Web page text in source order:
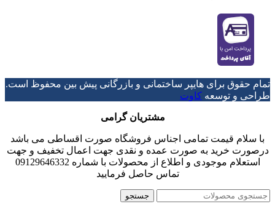
تمام حقوق برای هایپر ساختمانی و بازرگانی پیش بین محفوظ است.
طراحی و توسعه کاوت
مشتریان گرامی
با سلام قیمت تمامی اجناس فروشگاه صورت اقساطی می باشد
درصورت خرید به صورت عمده و نقدی جهت اعمال تخفیف و جهت
استعلام موجودی و اطلاع از محصولات با شماره 09129646332
تماس حاصل فرمایید
جستجو